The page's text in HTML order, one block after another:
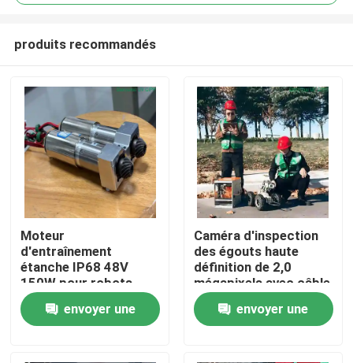
Maison
Produits
Au sujet de nous
produits recommandés
Moteur
d'entraînement
étanche IP68 48V
150W pour robots
d'inspection d'égouts
envoyer une
Caméra d'inspection
des égouts haute
définition de 2,0
mégapixels avec câble
de 130 à 500 m pour
système d'inspection
des pipelines DN150-
envoyer une